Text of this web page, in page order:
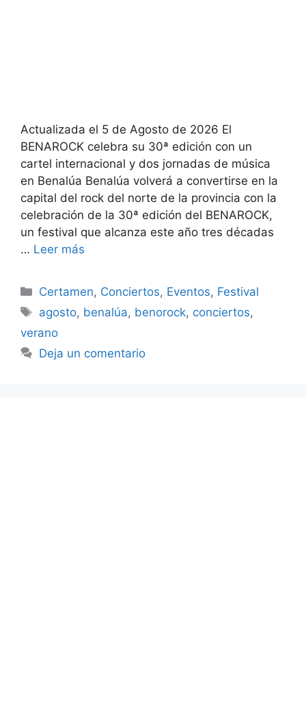
Actualizada el 5 de Agosto de 2026 El
BENAROCK celebra su 30ª edición con un
cartel internacional y dos jornadas de música
en Benalúa Benalúa volverá a convertirse en la
capital del rock del norte de la provincia con la
celebración de la 30ª edición del BENAROCK,
un festival que alcanza este año tres décadas
… Leer más
Categorías
Certamen, Conciertos, Eventos, Festival
Etiquetas
agosto, benalúa, benorock, conciertos,
verano
Deja un comentario